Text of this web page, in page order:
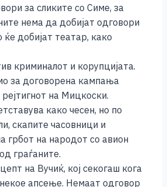
за сликите со Симе, за
нема да добијат одговори
добијат театар, како
криминалот и корупцијата.
за договорена кампања
на Мицкоски.
како чесен, но по
скапите часовници и
грбот на народот со авион
граѓаните.
на Вучиќ, кој секогаш кога
апсење. Немаат одговор